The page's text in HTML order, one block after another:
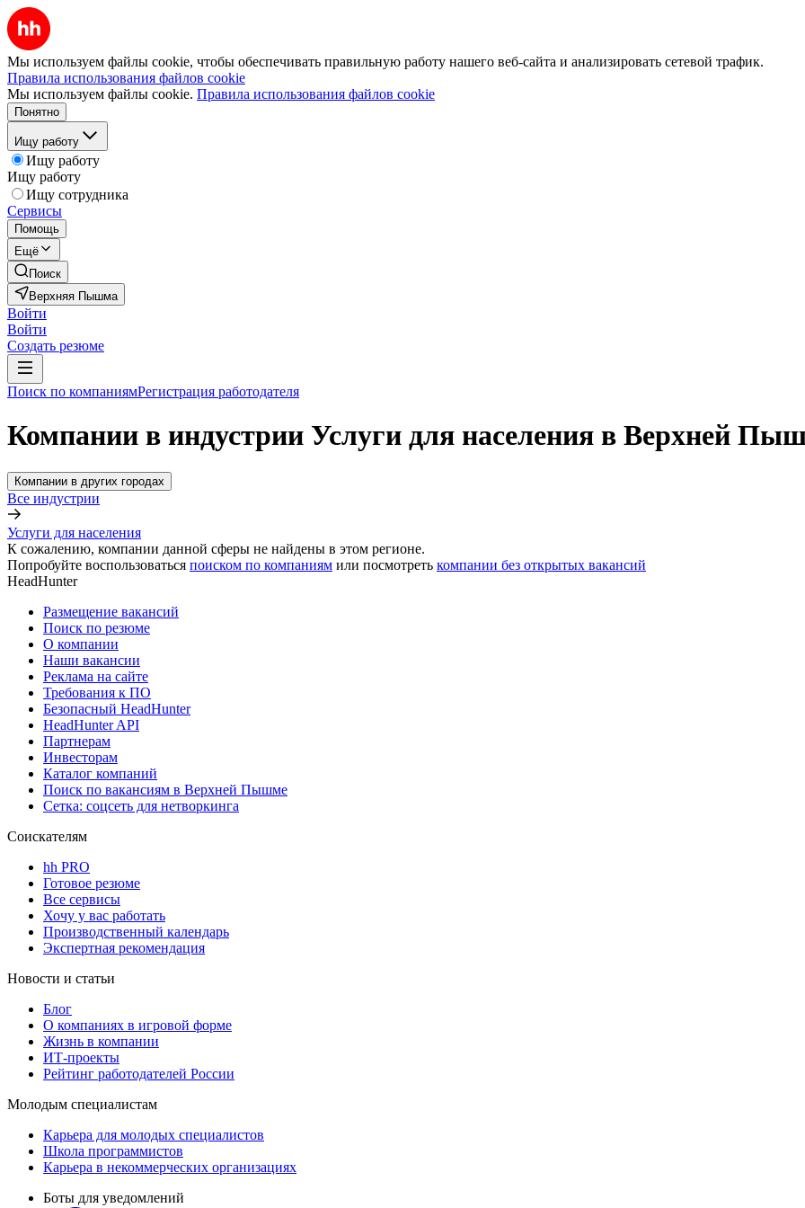
Мы используем файлы cookie, чтобы обеспечивать правильную работу нашего веб-сайта и анализировать сетевой трафик.
Правила использования файлов cookie
Мы используем файлы cookie. Правила использования файлов cookie
Понятно
Ищу работу
Ищу работу
Ищу работу
Ищу сотрудника
Сервисы
Помощь
Ещё
Поиск
Верхняя Пышма
Войти
Войти
Создать резюме
Поиск по компаниямРегистрация работодателя
Компании в индустрии Услуги для населения в Верхней
Компании в других городах
Все индустрии
Услуги для населения
К сожалению, компании данной сферы не найдены в этом регионе.
Попробуйте воспользоваться поиском по компаниям или посмотреть компании без открытых вакансий
HeadHunter
Размещение вакансий
Поиск по резюме
О компании
Наши вакансии
Реклама на сайте
Требования к ПО
Безопасный HeadHunter
HeadHunter API
Партнерам
Инвесторам
Каталог компаний
Поиск по вакансиям в Верхней Пышме
Сетка: соцсеть для нетворкинга
Соискателям
hh PRO
Готовое резюме
Все сервисы
Хочу у вас работать
Производственный календарь
Экспертная рекомендация
Новости и статьи
Блог
О компаниях в игровой форме
Жизнь в компании
ИТ-проекты
Рейтинг работодателей России
Молодым специалистам
Карьера для молодых специалистов
Школа программистов
Карьера в некоммерческих организациях
Боты для уведомлений